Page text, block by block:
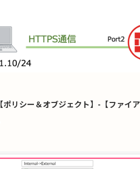
【ポリシー＆オブジェクト】-【ファイ